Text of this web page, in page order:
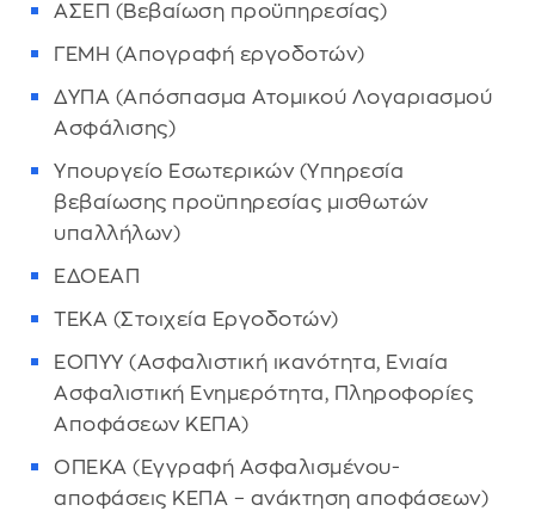
ΑΣΕΠ (Βεβαίωση προϋπηρεσίας)
ΓΕΜΗ (Απογραφή εργοδοτών)
ΔΥΠΑ (Απόσπασμα Ατομικού Λογαριασμού
Ασφάλισης)
Υπουργείο Εσωτερικών (Υπηρεσία
βεβαίωσης προϋπηρεσίας μισθωτών
υπαλλήλων)
ΕΔΟΕΑΠ
ΤΕΚΑ (Στοιχεία Εργοδοτών)
ΕΟΠΥΥ (Ασφαλιστική ικανότητα, Ενιαία
Ασφαλιστική Ενημερότητα, Πληροφορίες
Αποφάσεων ΚΕΠΑ)
ΟΠΕΚΑ (Εγγραφή Ασφαλισμένου-
αποφάσεις ΚΕΠΑ – ανάκτηση αποφάσεων)